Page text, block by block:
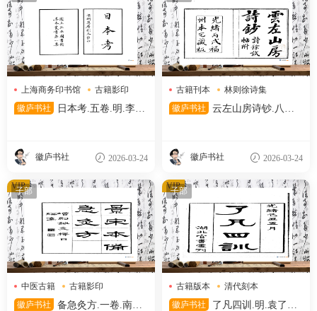
上海商务印书馆
古籍影印
日本考
徽庐书社
日本考.五卷.明.李言
国国家图书馆藏
徽庐书社 2026-03-24
古籍刊本
林则徐诗集
清代刊本
徽庐书社
云左山房诗钞.八卷.
徽庐书社 2026-03-24
子部
中医古籍
古籍影印
宋代刻本
徽庐书社
备急灸方.一卷.南宋.
VIP 子部
古籍版本
清代刻本
清代文献
徽庐书社
了凡四训.明.袁了凡
VIP